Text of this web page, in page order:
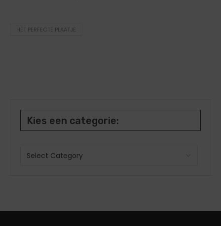
HET PERFECTE PLAATJE
Kies een categorie: